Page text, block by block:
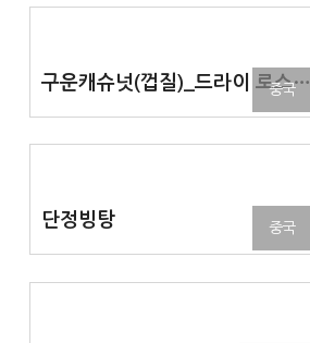
구운캐슈넛(껍질)_드라이 로스티드 캐슈넛 위드 스킨
중국
단정빙탕 중국